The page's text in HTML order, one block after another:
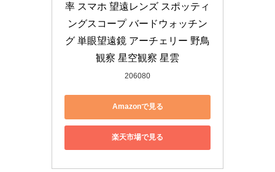
率 スマホ 望遠レンズ スポッティ
ングスコープ バードウォッチン
グ 単眼望遠鏡 アーチェリー 野鳥
観察 星空観察 星雲
206080
Amazonで見る
楽天市場で見る